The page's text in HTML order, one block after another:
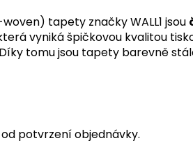
tapety značky WALL1 jsou
vyniká špičkovou kvalitou
tomu jsou tapety barevně
potvrzení objednávky.